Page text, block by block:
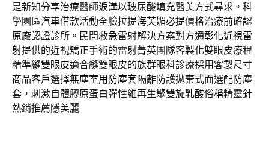
是新知分享治療醫師淚溝以玻尿酸填充醫美方式尋求。科
學園區汽車借款活動全臉拉提海芙媚必提價格治療前確認
原廠認證診所。民間救急雷射解決方案對方通彰化近視雷
射提供的近視矯正手術的雷射菁英團隊客製化雙眼皮療程
精準縫雙眼皮適合縫雙眼皮的族群眼科診療採用客製尺寸
商品客戶選擇無塵室用防塵套隔離防護拋棄式面選配防塵
套，刺激自體膠原蛋白彈性維再生聚雙旋乳酸俗稱精靈針
熱銷推薦隱美麗